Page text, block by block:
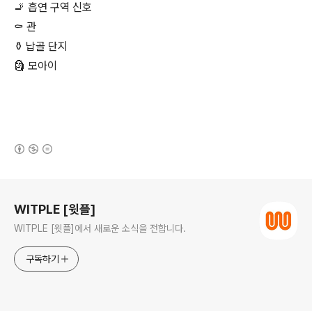
🚬 흡연 구역 신호
⚰ 관
⚱ 납골 단지
🗿 모아이
WITPLE [윗플]
WITPLE [윗플]에서 새로운 소식을 전합니다.
구독하기